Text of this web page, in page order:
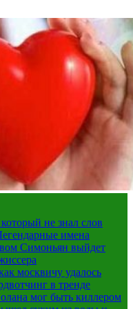
не знал слов
имена
Симоньян выйдет
москвичу удалось
в тренде
мог быть киллером